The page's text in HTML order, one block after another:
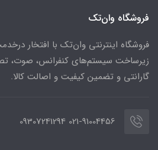
فروشگاه وان‌تک
فروشگاه اینترنتی وان‌تک با افتخار
زیرساخت سیستم‌های کنفرانس، صوت،
گارانتی و تضمین کیفیت و اصالت کالا.
021-91004456 09307241294